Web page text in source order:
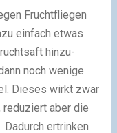
Fruchtfliegen
einfach etwas
hinzu-
noch wenige
Dieses wirkt zwar
reduziert aber die
ertrinken